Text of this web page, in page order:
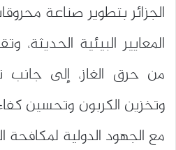
الجزائر بتطوير صناعة
المعايير البيئية الحديثة،
من حرق الغاز، إلى جانب
وتخزين الكربون وتحسين
مع الجهود الدولية لمكافحة